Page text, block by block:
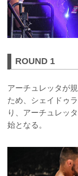
ROUND 1
アーチュレッタが
ため、シェイドゥ
り、アーチュレッ
始となる。